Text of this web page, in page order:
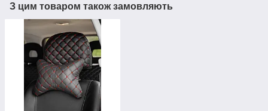
З цим товаром також замовляють